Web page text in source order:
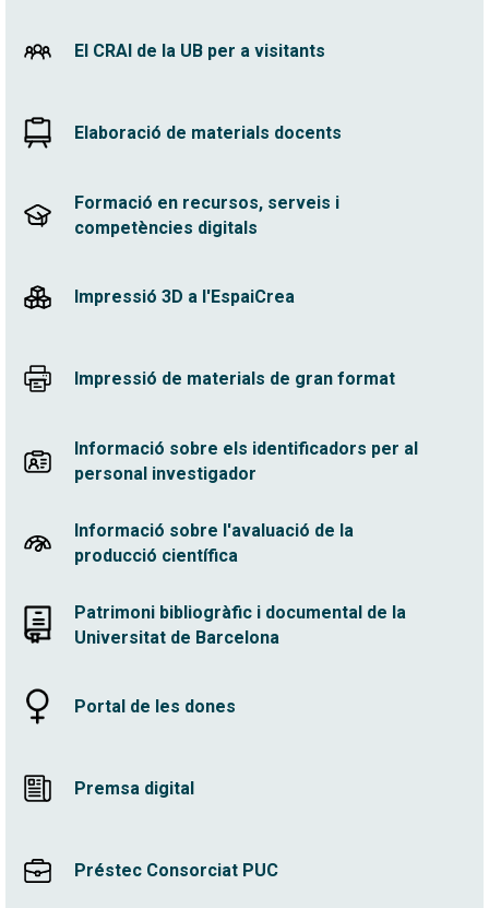
El CRAI de la UB per a visitants
Elaboració de materials docents
Formació en recursos, serveis i
competències digitals
Impressió 3D a l'EspaiCrea
Impressió de materials de gran format
Informació sobre els identificadors per al
personal investigador
Informació sobre l'avaluació de la
producció científica
Patrimoni bibliogràfic i documental de la
Universitat de Barcelona
Portal de les dones
Premsa digital
Préstec Consorciat PUC